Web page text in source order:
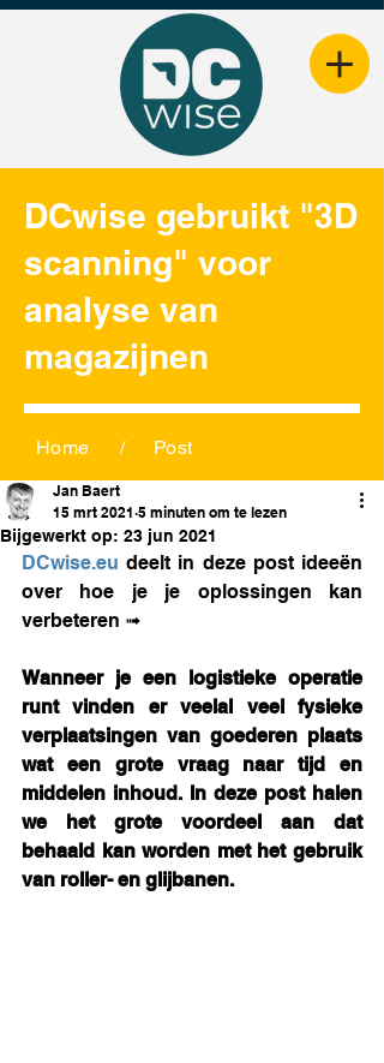
DCwise gebruikt "3D
scanning" voor
analyse van
magazijnen
Home / Post
Jan Baert
15 mrt 2021 5 minuten om te lezen
Bijgewerkt op: 23 jun 2021
DCwise.eu deelt in deze post ideeën
over hoe je je oplossingen kan
verbeteren ➟
Wanneer je een logistieke operatie
runt vinden er veelal veel fysieke
verplaatsingen van goederen plaats
wat een grote vraag naar tijd en
middelen inhoud. In deze post halen
we het grote voordeel aan dat
behaald kan worden met het gebruik
van roller- en glijbanen.